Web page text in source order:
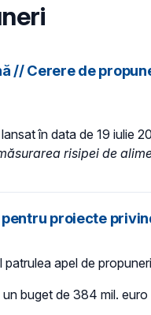
// Cerere de
în data de 19 iulie
risipei de
proiecte
apel de
buget de 384 mil.